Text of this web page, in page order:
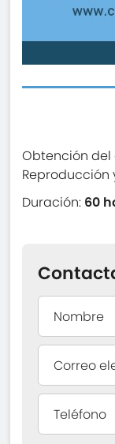
Obtención
Reproducción
Duración: 60